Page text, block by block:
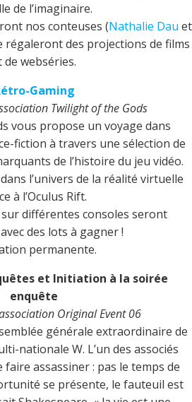
de l’imaginaire.
nos conteuses (Nathalie Dau et
régaleront des projections de films
de webséries.
Gaming
Twilight of the Gods
vous propose un voyage dans
fiction à travers une sélection de
de l’histoire du jeu vidéo.
l’univers de la réalité virtuelle
à l’Oculus Rift.
différentes consoles seront
des lots à gagner !
permanente.
et Initiation à la soirée
enquête
Original Event 06
générale extraordinaire de
nationale W. L’un des associés
assassiner : pas le temps de
se présente, le fauteuil est